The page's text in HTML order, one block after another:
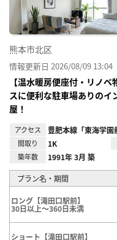
熊本市北区
情報更新日 2026/08/09 13:04
【温水暖房便座付・リノ
スに便利な駐車場ありの
屋！
アクセス 豊肥本線「東海学園
間取り 1K
築年数 1991年 3月 築
プラン名・期間
ロング【滝田口駅前】
30日以上～360日未満
ショート【滝田口駅前】